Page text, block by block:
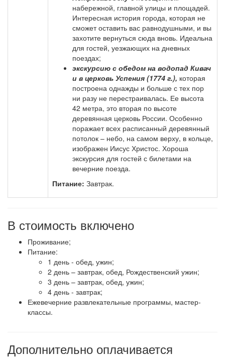
набережной, главной улицы и площадей.
Интересная история города, которая не
сможет оставить вас равнодушными, и вы
захотите вернуться сюда вновь. Идеальна
для гостей, уезжающих на дневных
поездах;
экскурсию с обедом на водопад Кивач
и в церковь Успения (1774 г.), которая
построена однажды и больше с тех пор
ни разу не перестраивалась. Ее высота
42 метра, это вторая по высоте
деревянная церковь России. Особенно
поражает всех расписанный деревянный
потолок – небо, на самом верху, в кольце,
изображен Иисус Христос. Хороша
экскурсия для гостей с билетами на
вечерние поезда.
Питание: Завтрак.
В стоимость включено
Проживание;
Питание:
1 день - обед, ужин;
2 день – завтрак, обед, Рождественский ужин;
3 день – завтрак, обед, ужин;
4 день - завтрак;
Ежевечерние развлекательные программы, мастер-
классы.
Дополнительно оплачивается